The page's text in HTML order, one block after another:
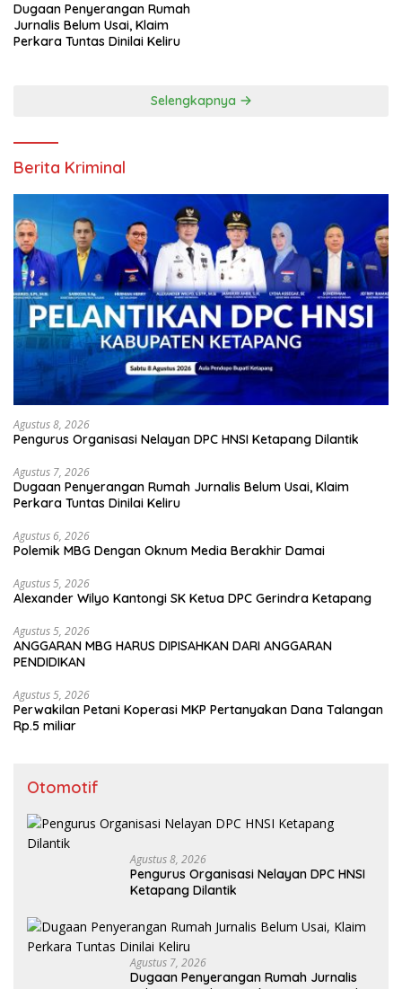
Dugaan Penyerangan Rumah
Jurnalis Belum Usai, Klaim
Perkara Tuntas Dinilai Keliru
Selengkapnya
Berita Kriminal
Agustus 8, 2026
Pengurus Organisasi Nelayan DPC HNSI Ketapang Dilantik
Agustus 7, 2026
Dugaan Penyerangan Rumah Jurnalis Belum Usai, Klaim
Perkara Tuntas Dinilai Keliru
Agustus 6, 2026
Polemik MBG Dengan Oknum Media Berakhir Damai
Agustus 5, 2026
Alexander Wilyo Kantongi SK Ketua DPC Gerindra Ketapang
Agustus 5, 2026
ANGGARAN MBG HARUS DIPISAHKAN DARI ANGGARAN
PENDIDIKAN
Agustus 5, 2026
Perwakilan Petani Koperasi MKP Pertanyakan Dana Talangan
Rp.5 miliar
Otomotif
Agustus 8, 2026
Pengurus Organisasi Nelayan DPC HNSI
Ketapang Dilantik
Agustus 7, 2026
Dugaan Penyerangan Rumah Jurnalis